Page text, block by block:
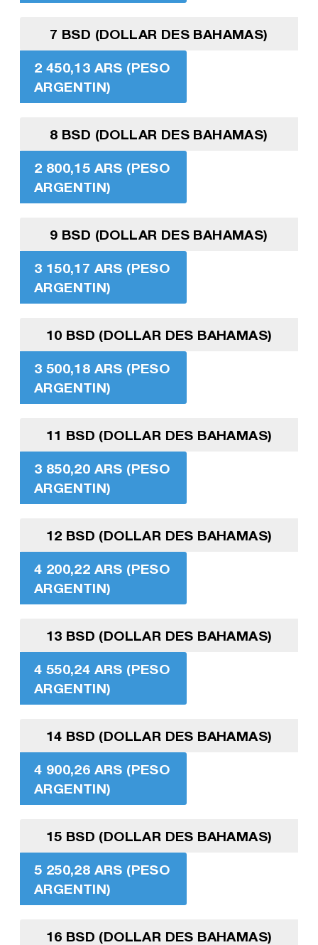
7 BSD (DOLLAR DES BAHAMAS)
2 450,13 ARS (PESO
ARGENTIN)
8 BSD (DOLLAR DES BAHAMAS)
2 800,15 ARS (PESO
ARGENTIN)
9 BSD (DOLLAR DES BAHAMAS)
3 150,17 ARS (PESO
ARGENTIN)
10 BSD (DOLLAR DES BAHAMAS)
3 500,18 ARS (PESO
ARGENTIN)
11 BSD (DOLLAR DES BAHAMAS)
3 850,20 ARS (PESO
ARGENTIN)
12 BSD (DOLLAR DES BAHAMAS)
4 200,22 ARS (PESO
ARGENTIN)
13 BSD (DOLLAR DES BAHAMAS)
4 550,24 ARS (PESO
ARGENTIN)
14 BSD (DOLLAR DES BAHAMAS)
4 900,26 ARS (PESO
ARGENTIN)
15 BSD (DOLLAR DES BAHAMAS)
5 250,28 ARS (PESO
ARGENTIN)
16 BSD (DOLLAR DES BAHAMAS)